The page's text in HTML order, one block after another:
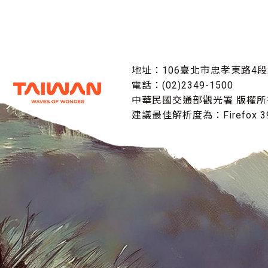
地址：106臺北市忠孝東路4
電話：(02)2349-1500
中華民國交通部觀光署 版權
建議最佳解析度為：Firefox